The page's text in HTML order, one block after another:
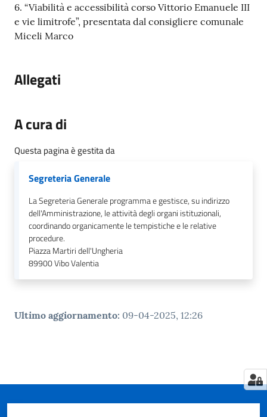
6. “Viabilità e accessibilità corso Vittorio Emanuele III
e vie limitrofe”, presentata dal consigliere comunale
Miceli Marco
Allegati
A cura di
Questa pagina è gestita da
Segreteria Generale
La Segreteria Generale programma e gestisce, su indirizzo
dell'Amministrazione, le attività degli organi istituzionali,
coordinando organicamente le tempistiche e le relative
procedure.
Piazza Martiri dell'Ungheria
89900Vibo Valentia
Ultimo aggiornamento: 09-04-2025, 12:26